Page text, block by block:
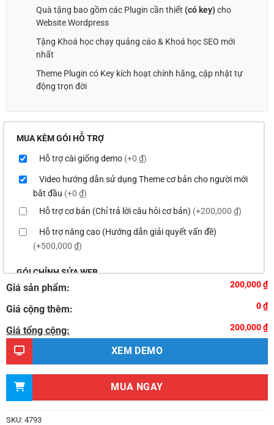
Quà tặng bao gồm các Plugin cần thiết (có key)cho
Website Wordpress
Tặng Khoá học chạy quảng cáo & Khoá học SEO mới
nhất
Theme Plugin có Key kích hoạt chính hãng, cập nhật tự
động trọn đời
MUA KÈM GÓI HỖ TRỢ
Hỗ trợ cài giống demo (+0 ₫)
Video hướng dẫn sử dụng Theme cơ bản cho người mới
bắt đầu (+0 ₫)
Hỗ trợ cơ bản (Chỉ trả lời câu hỏi cơ bản) (+200,000 ₫)
Hỗ trợ nâng cao (Hướng dẫn giải quyết vấn đề)
(+500,000 ₫)
GÓI CHỈNH SỬA WEB
Thay logo & thông tin doanh nghiệp
Đổi màu chủ đạo của theme theo tông màu của logo
(+200,000 ₫)
Sửa danh mục và sắp xếp lại thanh menu chuẩn
Thay đổi bố cục trang chủ (đơn giản)(+500,000 ₫)
Thiết kế 2 banner chạy ở slider chính
Giá sản phẩm: 200,000 ₫
Giá cộng thêm: 0 ₫
Giá tổng cộng: 200,000 ₫
XEM DEMO
MUA NGAY
SKU: 4793